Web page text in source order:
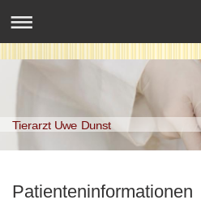
Tierarzt Uwe Dunst
Patienteninformationen